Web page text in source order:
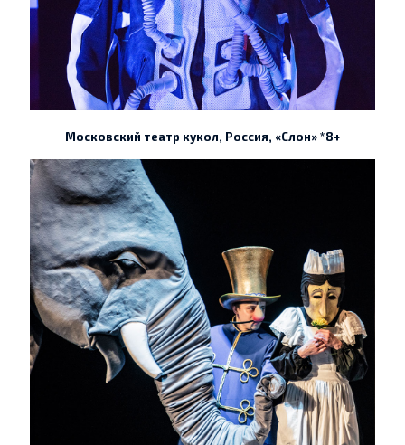
Московский театр кукол, Россия, «Слон» *8+